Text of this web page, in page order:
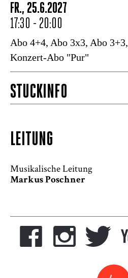
FR., 25.6.2027
17:30 - 20:00
Abo 4+4, Abo 3x3, Abo 3+3,
Konzert-Abo "Pur"
STÜCKINFO
LEITUNG
Musikalische Leitung
Markus Poschner